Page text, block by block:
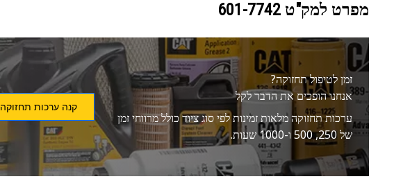
מפרט למק"ט 601-7742
זמן לטיפול תחזוקה?
אנחנו הופכים את הדבר לקל
ערכות תחזוקה מלאות זמינות לפי סוג ציוד כולל מרווחי זמן
של 250, 500 ו-1000 שעות.
קנה ערכות תחזוקה